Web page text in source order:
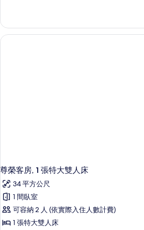
相
片
情
大
雙
有
相
片
客
房,
1
詳
情
尊榮客房, 1 張特大雙人床
34 平方公尺
1 間臥室
可容納 2 人 (依實際入住人數計費)
1 張特大雙人床